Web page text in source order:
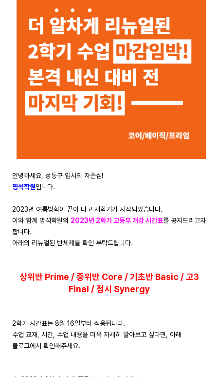
안녕하세요, 성동구 입시의 자존심!
명석학원입니다.
2023년 여름방학이 끝이 나고 새학기가 시작되었습니다.
이와 함께 명석학원의 2023년 2학기 고등부 개강 시간표를 공지드리고자
합니다.
아래의 리뉴얼된 반체제를 확인 부탁드립니다.
상위반 Prime / 중위반 Core / 기초반 Basic / 고3
Final / 정시 Synergy
2학기 시간표는 8월 16일부터 적용됩니다.
수업 교재, 시간, 수업 내용을 더욱 자세히 알아보고 싶다면, 아래
블로그에서 확인해주세요.